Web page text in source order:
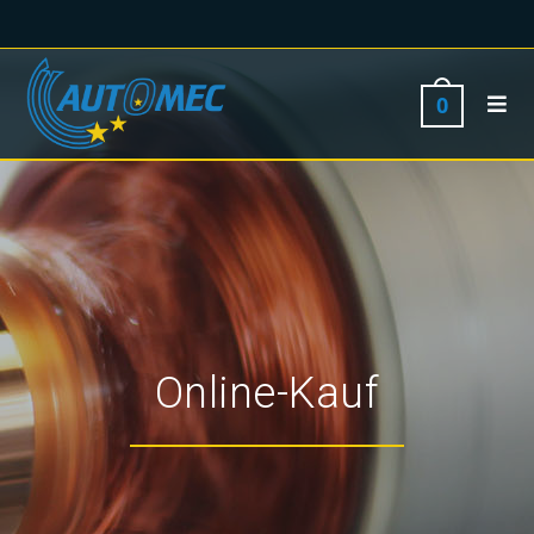
0
Online-Kauf